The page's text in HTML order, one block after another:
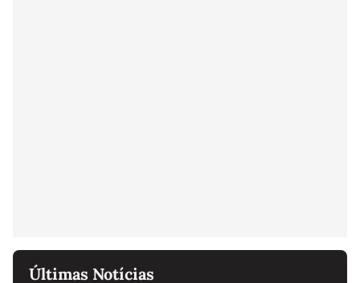
Últimas Notícias